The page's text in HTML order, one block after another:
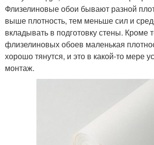
Флизелиновые обои бывают разной
выше плотность, тем меньше сил и
вкладывать в подготовку стены. Кроме
флизелиновых обоев маленькая
хорошо тянутся, и это в какой-то мере
монтаж.